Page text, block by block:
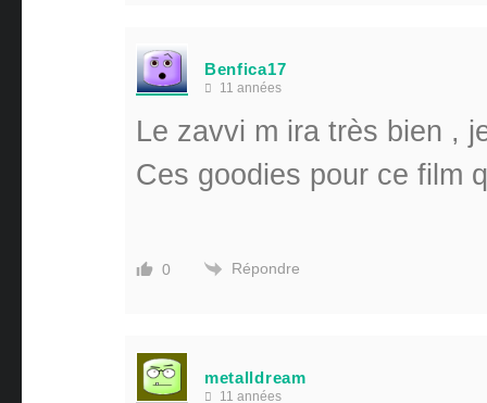
Benfica17
11 années
Le zavvi m ira très bien ,
Ces goodies pour ce film
0 Répondre
metalldream
11 années